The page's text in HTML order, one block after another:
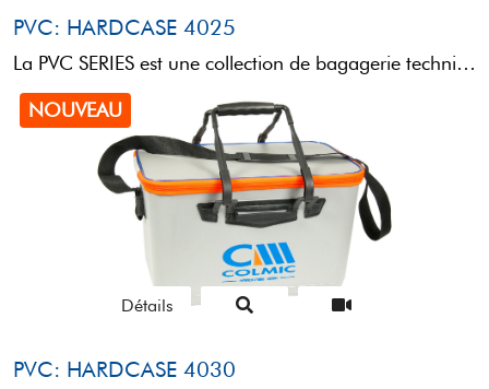
PVC: HARDCASE 4025
La PVC SERIES est une collection de bagagerie technique conçue pour le transport et le rangement de ...
Détails
NOUVEAU
PVC: HARDCASE 4030